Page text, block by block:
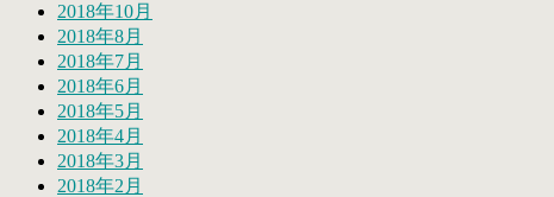
2018年10月
2018年8月
2018年7月
2018年6月
2018年5月
2018年4月
2018年3月
2018年2月